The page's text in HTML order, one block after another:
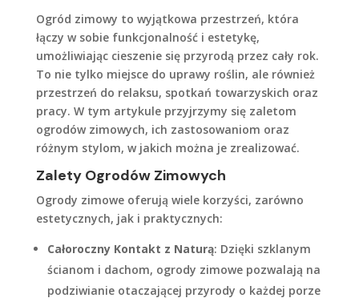
Ogród zimowy to wyjątkowa przestrzeń, która
łączy w sobie funkcjonalność i estetykę,
umożliwiając cieszenie się przyrodą przez cały rok.
To nie tylko miejsce do uprawy roślin, ale również
przestrzeń do relaksu, spotkań towarzyskich oraz
pracy. W tym artykule przyjrzymy się zaletom
ogrodów zimowych, ich zastosowaniom oraz
różnym stylom, w jakich można je zrealizować.
Zalety Ogrodów Zimowych
Ogrody zimowe oferują wiele korzyści, zarówno
estetycznych, jak i praktycznych:
Całoroczny Kontakt z Naturą: Dzięki szklanym
ścianom i dachom, ogrody zimowe pozwalają na
podziwianie otaczającej przyrody o każdej porze